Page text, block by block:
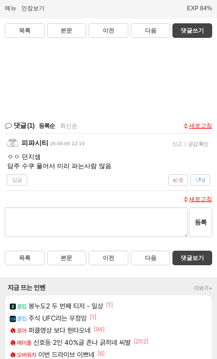
메뉴 인장보기 EXP 84%
목록 본문 이전 다음 댓글쓰기
댓글(1) 등록순 최신순 새로고침
피파시티 26-06-06 12:19 신고 | 공감 확인
ㅇㅇ 던지셈
담주 수쿠 풀어서 미리 파는사람 많음
답글 0
0
새로고침
등록
목록 본문 이전 다음 댓글보기
지금 뜨는 인벤 더보기+
클립 봉누도2 두 번째 티저 - 일상 [1]
클립 주식 UFC라는 우정잉 [1]
로아 퍼클영상 보다 현타오네 [94]
메이플 신호등 2인 40%글 존나 긁히네 씨발 [202]
오버워치 이번 드라이브 이쁘네 [6]